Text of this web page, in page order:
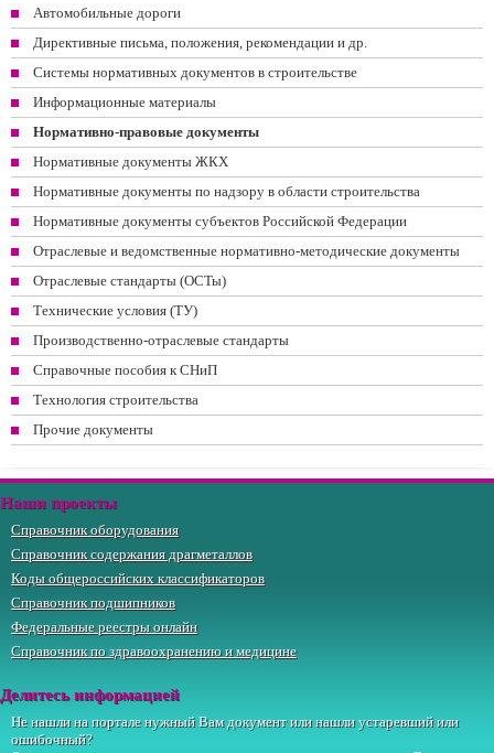
Автомобильные дороги
Директивные письма, положения, рекомендации и др.
Системы нормативных документов в строительстве
Информационные материалы
Нормативно-правовые документы
Нормативные документы ЖКХ
Нормативные документы по надзору в области строительства
Нормативные документы субъектов Российской Федерации
Отраслевые и ведомственные нормативно-методические документы
Отраслевые стандарты (ОСТы)
Технические условия (ТУ)
Производственно-отраслевые стандарты
Справочные пособия к СНиП
Технология строительства
Прочие документы
Наши проекты
Справочник оборудования
Справочник содержания драгметаллов
Коды общероссийских классификаторов
Справочник подшипников
Федеральные реестры онлайн
Справочник по здравоохранению и медицине
Делитесь информацией
Не нашли на портале нужный Вам документ или нашли устаревший или
ошибочный?